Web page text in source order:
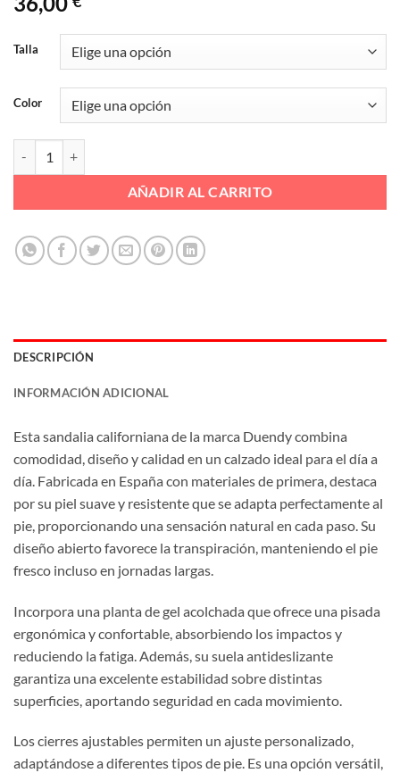
Talla
Color
AÑADIR AL CARRITO
DESCRIPCIÓN
INFORMACIÓN ADICIONAL
Esta sandalia californiana de la marca Duendy combina
comodidad, diseño y calidad en un calzado ideal para el día a
día. Fabricada en España con materiales de primera, destaca
por su piel suave y resistente que se adapta perfectamente al
pie, proporcionando una sensación natural en cada paso. Su
diseño abierto favorece la transpiración, manteniendo el pie
fresco incluso en jornadas largas.
Incorpora una planta de gel acolchada que ofrece una pisada
ergonómica y confortable, absorbiendo los impactos y
reduciendo la fatiga. Además, su suela antideslizante
garantiza una excelente estabilidad sobre distintas
superficies, aportando seguridad en cada movimiento.
Los cierres ajustables permiten un ajuste personalizado,
adaptándose a diferentes tipos de pie. Es una opción versátil,